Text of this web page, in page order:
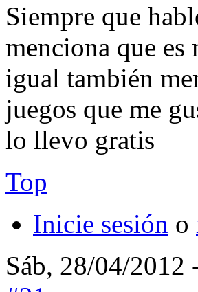
Siempre que
menciona que
igual también
juegos que me
lo llevo gratis
Top
Inicie sesión o
Sáb, 28/04/2012